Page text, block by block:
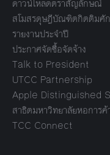
ดาวน์โหลดตราสัญลักษณ์
สโมสรดุษฎีบัณฑิตกิตติมศั
รายงานประจำปี
ประกาศจัดซื้อจัดจ้าง
Talk to President
UTCC Partnership
Apple Distinguished
สาธิตมหาวิทยาลัยหอการค้
TCC Connect